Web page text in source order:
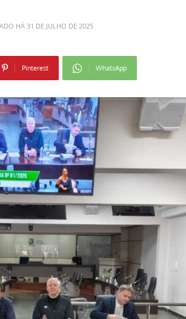
HÁ 31 DE JULHO DE 2025
Pinterest WhatsApp